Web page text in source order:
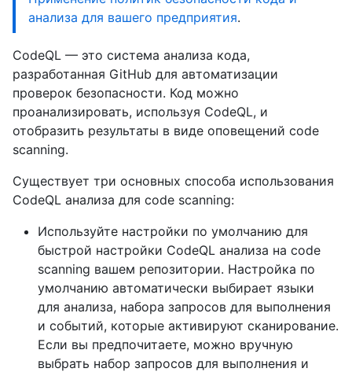
анализа для вашего предприятия.
CodeQL — это система анализа кода,
разработанная GitHub для автоматизации
проверок безопасности. Код можно
проанализировать, используя CodeQL, и
отобразить результаты в виде оповещений code
scanning.
Существует три основных способа использования
CodeQL анализа для code scanning:
Используйте настройки по умолчанию для
быстрой настройки CodeQL анализа на code
scanning вашем репозитории. Настройка по
умолчанию автоматически выбирает языки
для анализа, набора запросов для выполнения
и событий, которые активируют сканирование.
Если вы предпочитаете, можно вручную
выбрать набор запросов для выполнения и